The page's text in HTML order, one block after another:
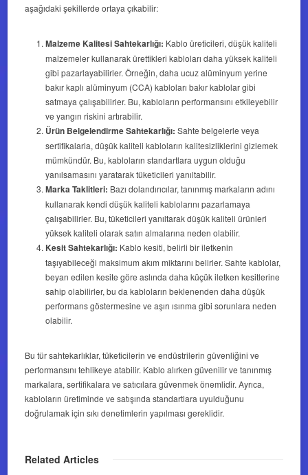
aşağıdaki şekillerde ortaya çıkabilir:
Malzeme Kalitesi Sahtekarlığı: Kablo üreticileri, düşük kaliteli
malzemeler kullanarak ürettikleri kabloları daha yüksek kaliteli
gibi pazarlayabilirler. Örneğin, daha ucuz alüminyum yerine
bakır kaplı alüminyum (CCA) kabloları bakır kablolar gibi
satmaya çalışabilirler. Bu, kabloların performansını etkileyebilir
ve yangın riskini artırabilir.
Ürün Belgelendirme Sahtekarlığı: Sahte belgelerle veya
sertifikalarla, düşük kaliteli kabloların kalitesizliklerini gizlemek
mümkündür. Bu, kabloların standartlara uygun olduğu
yanılsamasını yaratarak tüketicileri yanıltabilir.
Marka Taklitleri: Bazı dolandırıcılar, tanınmış markaların adını
kullanarak kendi düşük kaliteli kablolarını pazarlamaya
çalışabilirler. Bu, tüketicileri yanıltarak düşük kaliteli ürünleri
yüksek kaliteli olarak satın almalarına neden olabilir.
Kesit Sahtekarlığı: Kablo kesiti, belirli bir iletkenin
taşıyabileceği maksimum akım miktarını belirler. Sahte kablolar,
beyan edilen kesite göre aslında daha küçük iletken kesitlerine
sahip olabilirler, bu da kabloların beklenenden daha düşük
performans göstermesine ve aşırı ısınma gibi sorunlara neden
olabilir.
Bu tür sahtekarlıklar, tüketicilerin ve endüstrilerin güvenliğini ve
performansını tehlikeye atabilir. Kablo alırken güvenilir ve tanınmış
markalara, sertifikalara ve satıcılara güvenmek önemlidir. Ayrıca,
kabloların üretiminde ve satışında standartlara uyulduğunu
doğrulamak için sıkı denetimlerin yapılması gereklidir.
Related Articles